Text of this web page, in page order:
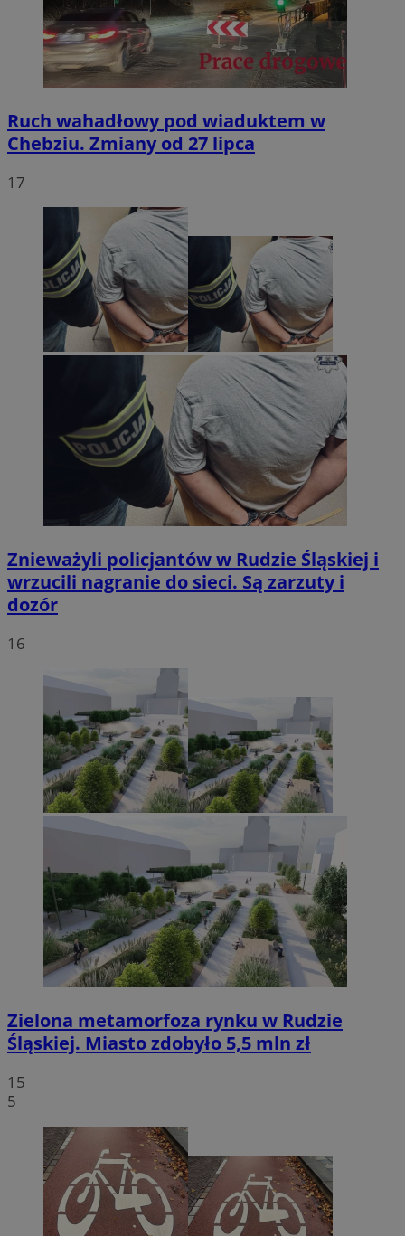
Ruch wahadłowy pod wiaduktem w
Chebziu. Zmiany od 27 lipca
17
Znieważyli policjantów w Rudzie Śląskiej i
wrzucili nagranie do sieci. Są zarzuty i
dozór
16
Zielona metamorfoza rynku w Rudzie
Śląskiej. Miasto zdobyło 5,5 mln zł
15
5